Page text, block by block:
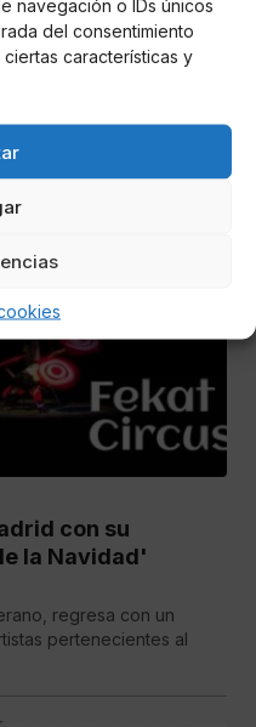
navegación o IDs únicos
del consentimiento
características y
función solidaria
Madrid 1 para
con su
la Navidad'
regresa con un
pertenecientes al